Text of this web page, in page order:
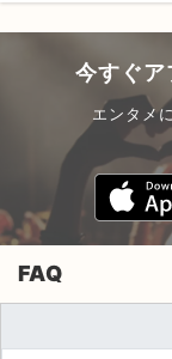
今すぐア
エンタメ
FAQ